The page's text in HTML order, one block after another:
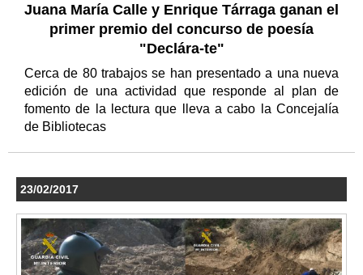
Juana María Calle y Enrique Tárraga ganan el
primer premio del concurso de poesía
"Declára-te"
Cerca de 80 trabajos se han presentado a una nueva
edición de una actividad que responde al plan de
fomento de la lectura que lleva a cabo la Concejalía
de Bibliotecas
23/02/2017